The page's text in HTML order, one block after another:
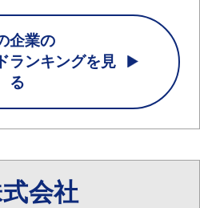
企業の
ランキングを見
る
会社